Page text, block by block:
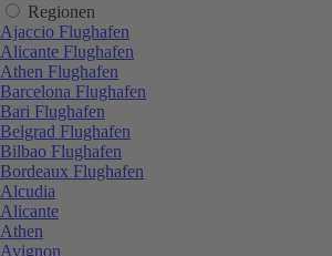
Regionen
Ajaccio Flughafen
Alicante Flughafen
Athen Flughafen
Barcelona Flughafen
Bari Flughafen
Belgrad Flughafen
Bilbao Flughafen
Bordeaux Flughafen
Alcudia
Alicante
Athen
Avignon